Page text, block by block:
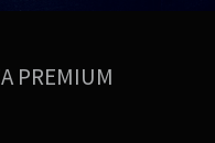
PREMIUM